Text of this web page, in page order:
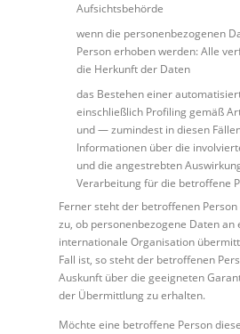
Aufsichtsbehörde
wenn die personenbezogenen
Person erhoben werden: Alle
die Herkunft der Daten
das Bestehen einer
einschließlich Profiling gemäß
und — zumindest in diesen
Informationen über die
und die angestrebten
Verarbeitung für die betroffene
Ferner steht der betroffenen
zu, ob personenbezogene Daten
internationale Organisation
Fall ist, so steht der betroffenen
Auskunft über die geeigneten
der Übermittlung zu erhalten.
Möchte eine betroffene Person